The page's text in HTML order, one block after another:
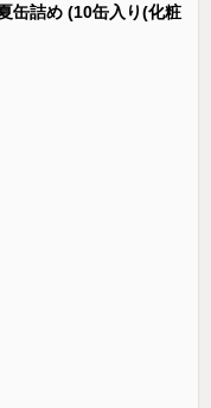
缶詰め (10缶入り(化粧